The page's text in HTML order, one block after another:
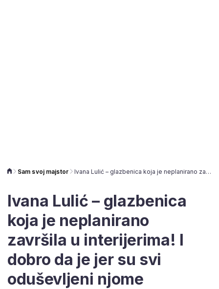
Sam svoj majstor Ivana Lulić – glazbenica koja je neplanirano završila u interijerima! I dobro da je jer su svi oduševljeni njome
Ivana Lulić – glazbenica
koja je neplanirano
završila u interijerima! I
dobro da je jer su svi
oduševljeni njome